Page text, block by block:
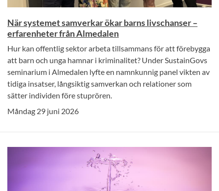
När systemet samverkar ökar barns livschanser –
erfarenheter från Almedalen
Hur kan offentlig sektor arbeta tillsammans för att förebygga
att barn och unga hamnar i kriminalitet? Under SustainGovs
seminarium i Almedalen lyfte en namnkunnig panel vikten av
tidiga insatser, långsiktig samverkan och relationer som
sätter individen före stuprören.
Måndag 29 juni 2026